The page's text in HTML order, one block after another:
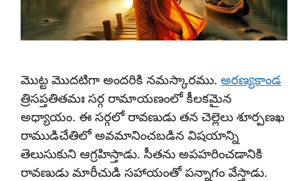
మొట్ట మొదటిగా అందరికి నమస్కారము. అరణ్యకాండ
త్రిసప్తతితమః సర్గ రామాయణంలో కీలకమైన
అధ్యాయం. ఈ సర్గలో రావణుడు తన చెల్లెలు శూర్పణఖ
రాముడిచేతిలో అవమానించబడిన విషయాన్ని
తెలుసుకుని ఆగ్రహిస్తాడు. సీతను అపహరించడానికి
రావణుడు మారీచుడి సహాయంతో పన్నాగం వేస్తాడు.